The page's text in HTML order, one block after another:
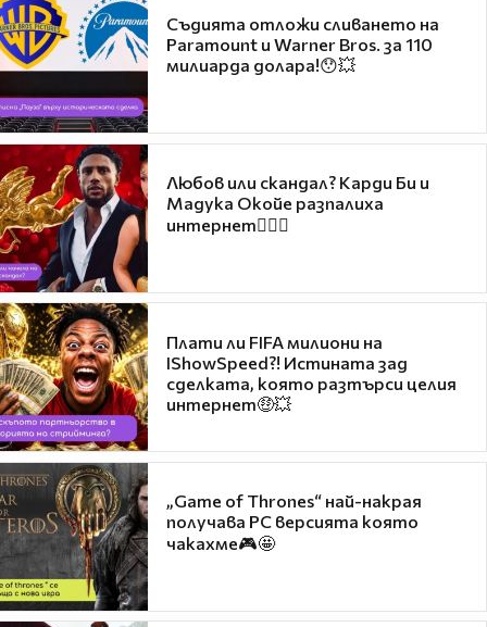
Съдията отложи сливането на
Paramount и Warner Bros. за 110
милиарда долара!😯💥
Любов или скандал? Карди Би и
Мадука Окойе разпалиха
интернет❤️‍🔥🔥
Плати ли FIFA милиони на
IShowSpeed?! Истината зад
сделката, която разтърси целия
интернет🤑💥
„Game of Thrones“ най-накрая
получава PC версията която
чакахме🎮🤩